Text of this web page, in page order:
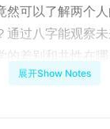
然可以了解两个
过八字能观察未
的差别和共性在
点和方法又是什
展开Show Notes